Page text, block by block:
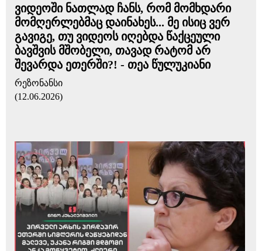
ვიდეოში ნათლად ჩანს, რომ მომხდარი
მომღერლებმაც დაინახეს... მე ისიც ვერ
გავიგე, თუ ვიდეოს იღებდა წაქცეული
ბავშვის მშობელი, თავად რატომ არ
შევარდა ეთერში?! - თეა წულუკიანი
რეზონანსი
(12.06.2026)